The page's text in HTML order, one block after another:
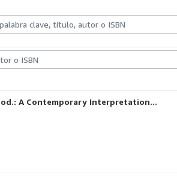
A Contemporary Interpretation...